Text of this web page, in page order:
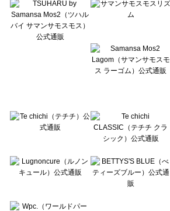
Lugnoncure（ルノンキュール）のワンピース一覧
BETTY'S BLUE（べティーズブルー）のワンピース一覧
Wpc.（ワールドパーティー）のワンピース一覧